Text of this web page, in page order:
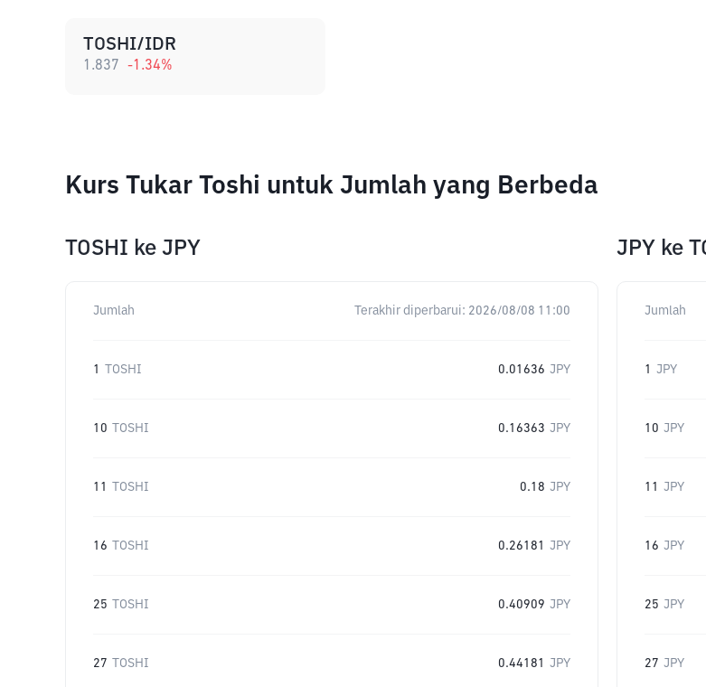
TOSHI/IDR
1.837 -1.34%
Kurs Tukar Toshi untuk Jumlah yang Berbeda
TOSHI ke JPY
Jumlah Terakhir diperbarui: 2026/08/08 11:00
1 TOSHI 0.01636 JPY
10 TOSHI 0.16363 JPY
11 TOSHI 0.18 JPY
16 TOSHI 0.26181 JPY
25 TOSHI 0.40909 JPY
27 TOSHI 0.44181 JPY
JPY ke
Jumlah
1 JPY
10 JPY
11 JPY
16 JPY
25 JPY
27 JPY